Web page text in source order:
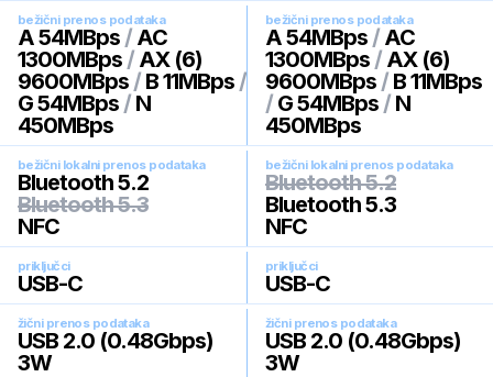
bežični prenos podataka
A 54MBps / AC
1300MBps / AX (6)
9600MBps / B 11MBps /
G 54MBps / N
450MBps
bežični prenos podataka
A 54MBps / AC
1300MBps / AX (6)
9600MBps / B 11MBps
/ G 54MBps / N
450MBps
bežični lokalni prenos podataka
Bluetooth 5.2
Bluetooth 5.3
NFC
bežični lokalni prenos podataka
Bluetooth 5.2
Bluetooth 5.3
NFC
priključci
USB-C
priključci
USB-C
žični prenos podataka
USB 2.0 (0.48Gbps)
3W
žični prenos podataka
USB 2.0 (0.48Gbps)
3W